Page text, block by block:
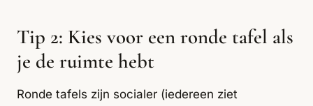
Tip 2: Kies voor een ronde tafel als
je de ruimte hebt
Ronde tafels zijn socialer (iedereen ziet